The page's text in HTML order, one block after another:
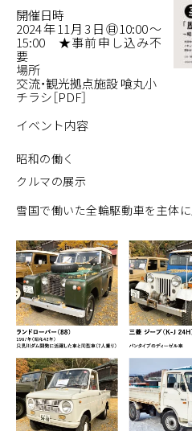
開催日時
2024年11月3日㊐10:00～
15:00 ★事前申し込み不
要
場所
交流・観光拠点施設 喰丸小
チラシ［PDF］
イベント内容
昭和の働く
クルマの展示
雪国で働いた全輪駆動車を主体に